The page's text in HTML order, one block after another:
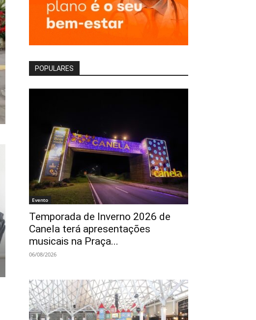
POPULARES
Evento
Temporada de Inverno 2026 de
Canela terá apresentações
musicais na Praça...
06/08/2026